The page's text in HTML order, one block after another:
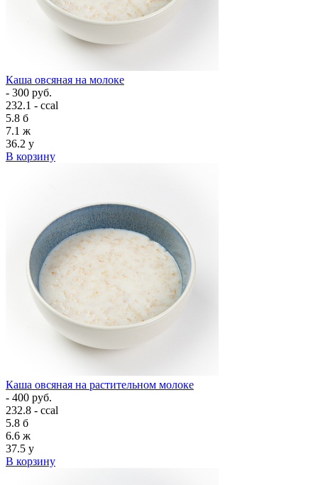
Каша овсяная на молоке
- 300 руб.
232.1 - ccal
5.8 б
7.1 ж
36.2 у
В корзину
Каша овсяная на растительном молоке
- 400 руб.
232.8 - ccal
5.8 б
6.6 ж
37.5 у
В корзину